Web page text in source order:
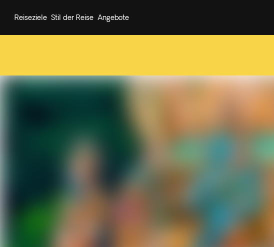
Reiseziele Stil der Reise Angebote